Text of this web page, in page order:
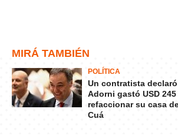
MIRÁ TAMBIÉN
POLÍTICA
Un contratista
Adorni gastó USD
refaccionar su casa
Cuá